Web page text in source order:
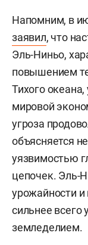
Напомним, в
заявил, что
Эль-Ниньо,
повышением
Тихого
мировой
угроза
объясняется
уязвимостью
цепочек. Эль-
урожайности
сильнее
земледелием.